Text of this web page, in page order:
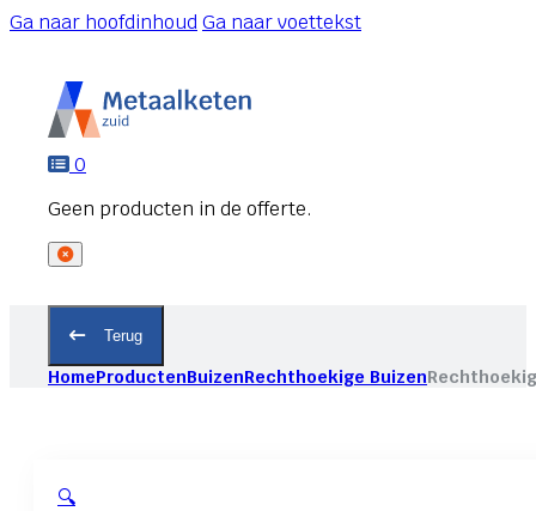
Ga naar hoofdinhoudGa naar voettekst
0
Terug
HomeProductenBuizenRechthoekige Buizen
🔍